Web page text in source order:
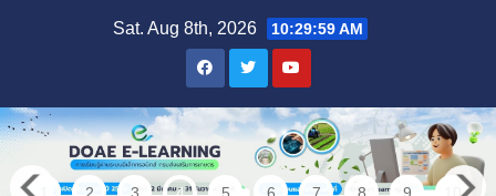
Sat. Aug 8th, 2026 10:30:01 AM